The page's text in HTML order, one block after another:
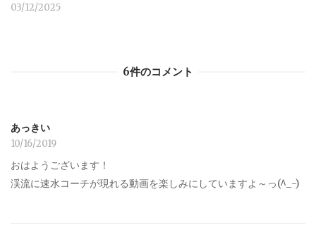
03/12/2025
6件のコメント
あっきい
10/16/2019
おはようございます！
渓流に速水コーチが現れる動画を楽しみにしていますよ～っ(^_-)